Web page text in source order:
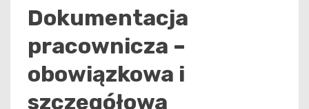
Dokumentacja
pracownicza –
obowiązkowa i
szczegółowa